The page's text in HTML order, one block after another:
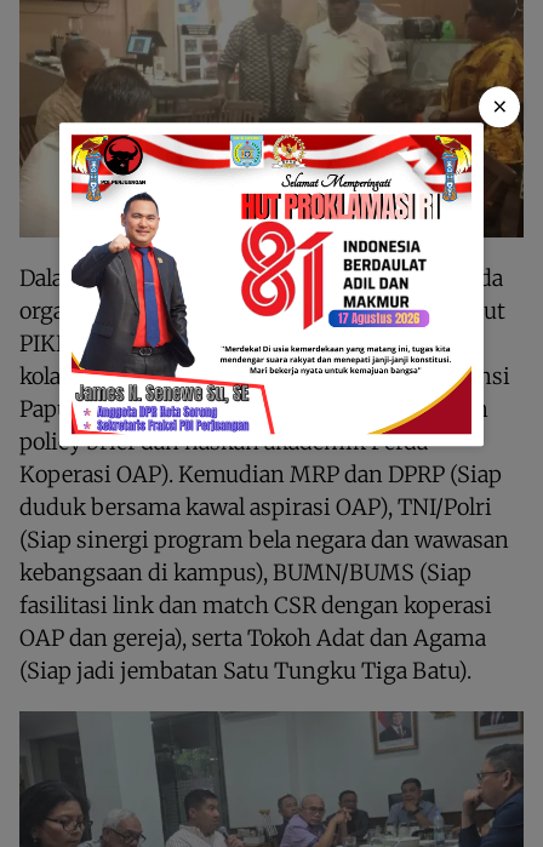
Dalam rangka merealisasikan sejumlah agenda
organisasi termasuk 4 poin komitmen tersebut
PIKI Papua Barat Daya menyampaikan ajakan
kolaborasi terbuka dengan Pemerintah Provinsi
Papua Barat Daya (Siap membantu menyusun
policy brief dan naskah akademik Perda
Koperasi OAP). Kemudian MRP dan DPRP (Siap
duduk bersama kawal aspirasi OAP), TNI/Polri
(Siap sinergi program bela negara dan wawasan
kebangsaan di kampus), BUMN/BUMS (Siap
fasilitasi link dan match CSR dengan koperasi
OAP dan gereja), serta Tokoh Adat dan Agama
(Siap jadi jembatan Satu Tungku Tiga Batu).
×